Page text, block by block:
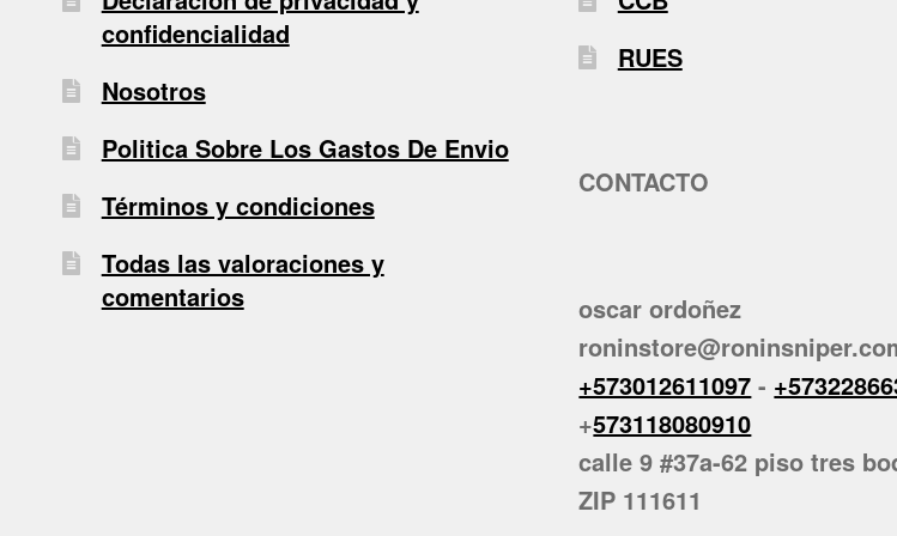
confidencialidad
Nosotros
Politica Sobre Los Gastos De Envio
Términos y condiciones
Todas las valoraciones y
comentarios
RUES
CONTACTO
oscar ordoñez
+573012611097 -
+573118080910
calle 9 #37a-62 piso tres
ZIP 111611